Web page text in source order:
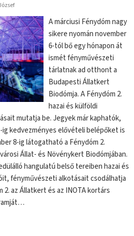
A márciusi Fénydóm nagy
sikere nyomán november
6-tól bő egy hónapon át
ismét fényművészeti
tárlatnak ad otthont a
Budapesti Állatkert
Biodómja. A Fénydóm 2.
hazai és külföldi
mutatja be. Jegyek már kaphatók,
kedvezményes elővételi belépőket is
8-ig látogatható a Fénydóm 2.
Állat- és Növénykert Biodómjában.
hangulatú belső tereiben hazai és
fényművészeti alkotásait csodálhatja
2. az Állatkert és az INOTA kortárs